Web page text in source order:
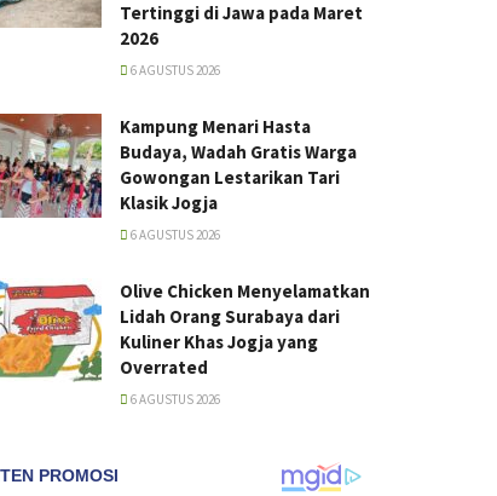
Tertinggi di Jawa pada Maret
2026
6 AGUSTUS 2026
Kampung Menari Hasta
Budaya, Wadah Gratis Warga
Gowongan Lestarikan Tari
Klasik Jogja
6 AGUSTUS 2026
Olive Chicken Menyelamatkan
Lidah Orang Surabaya dari
Kuliner Khas Jogja yang
Overrated
6 AGUSTUS 2026